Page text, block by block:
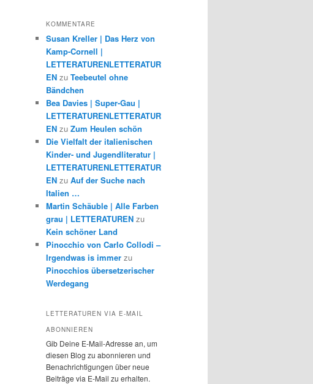
KOMMENTARE
Susan Kreller | Das Herz von
Kamp-Cornell |
LETTERATURENLETTERATUR
EN zu Teebeutel ohne
Bändchen
Bea Davies | Super-Gau |
LETTERATURENLETTERATUR
EN zu Zum Heulen schön
Die Vielfalt der italienischen
Kinder- und Jugendliteratur |
LETTERATURENLETTERATUR
EN zu Auf der Suche nach
Italien …
Martin Schäuble | Alle Farben
grau | LETTERATUREN zu
Kein schöner Land
Pinocchio von Carlo Collodi –
Irgendwas is immer zu
Pinocchios übersetzerischer
Werdegang
LETTERATUREN VIA E-MAIL
ABONNIEREN
Gib Deine E-Mail-Adresse an, um
diesen Blog zu abonnieren und
Benachrichtigungen über neue
Beiträge via E-Mail zu erhalten.